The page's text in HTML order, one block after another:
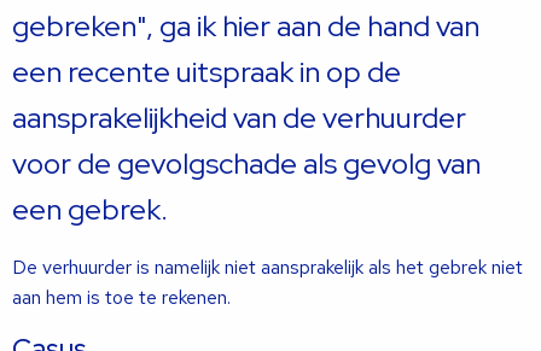
gebreken", ga ik hier aan de hand van
een recente uitspraak in op de
aansprakelijkheid van de verhuurder
voor de gevolgschade als gevolg van
een gebrek.
De verhuurder is namelijk niet aansprakelijk als het gebrek niet
aan hem is toe te rekenen.